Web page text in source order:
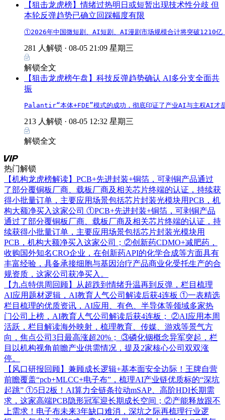
【狙击龙虎榜】情绪过热明日或短暂出现技术性分歧 但
本轮反弹趋势已确立回踩幅度有限
①2026年中国微短剧、AI短剧、AI漫剧市场规模合计将突破1210亿
281 人解锁 · 08-05 21:09 星期三
解锁全文
【狙击龙虎榜午盘】科技反弹趋势确认 AI多分支全面共
振
Palantir“本体+FDE”模式的成功，彻底印证了产业AI与主权AI才
213 人解锁 · 08-05 12:32 星期三
解锁全文
热门解锁
【机构龙虎榜解读】PCB+先进封装+铜箔，可剥铜产品通过
了部分覆铜板厂商、载板厂商及相关芯片终端的认证，持续获
得小批量订单，主要应用场景包括芯片封装光模块用PCB，机
构大额净买入这家公司 ①PCB+先进封装+铜箔，可剥铜产品
通过了部分覆铜板厂商、载板厂商及相关芯片终端的认证，持
续获得小批量订单，主要应用场景包括芯片封装光模块用
PCB，机构大额净买入这家公司；②创新药CDMO+减肥药，
收购国外知名CRO企业，在创新药API的化学合成等方面具有
丰富经验，具备承接细胞与基因治疗产品商业化受托生产的合
规资质，这家公司获净买入。
【九点特供周回顾】从超跌到情绪升温再到反弹，栏目梳理
AI应用题材逻辑，AI教育人气公司解读后获4连板 ①一表精选
栏目梳理的优质资讯，AI应用、有色、半导体等领域多家热
门公司上榜，AI教育人气公司解读后获4连板； ②AI应用本周
活跃，栏目解读海外映射，梳理教育、传媒、游戏等景气方
向，焦点公司3日最高涨超20%； ③磷化铟概念异军突起，栏
目以机构视角前瞻产业供需情况，提及2家核心公司双双涨
停。
【风口研报回顾】兼顾成长逻辑+基本面安全边际！王牌自营
前瞻覆盖“pcb+MLCC+电子布”，梳理AI产业链优质标的“深坑
起跳” ①5日2板！AI算力全链条拉动mSAP、高阶HDI长期需
求，这家高端PCB隐形冠军迎长期成长空间；②产能释放跟不
上需求！电子布未来3年缺口难消，深坑之际再梳理行业逻